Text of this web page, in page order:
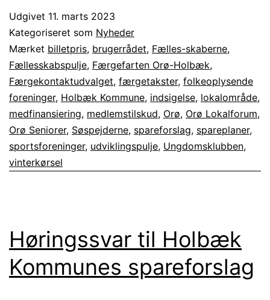
Kommunes
spareplaner
2023-
27
Udgivet 11. marts 2023
Kategoriseret som Nyheder
Mærket billetpris, brugerrådet, Fælles-skaberne,
Fællesskabspulje, Færgefarten Orø-Holbæk,
Færgekontaktudvalget, færgetakster, folkeoplysende
foreninger, Holbæk Kommune, indsigelse, lokalområde,
medfinansiering, medlemstilskud, Orø, Orø Lokalforum,
Orø Seniorer, Søspejderne, spareforslag, spareplaner,
sportsforeninger, udviklingspulje, Ungdomsklubben,
vinterkørsel
Høringssvar til Holbæk
Kommunes spareforslag